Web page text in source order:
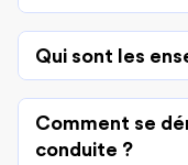
Qui sont les
Comment se
conduite ?